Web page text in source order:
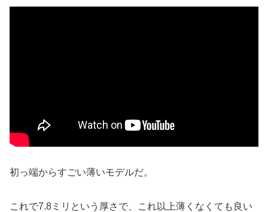
初っ端からすごい薄いモデルだ。
これで7.8ミリという厚さで、これ以上薄くなくても良い